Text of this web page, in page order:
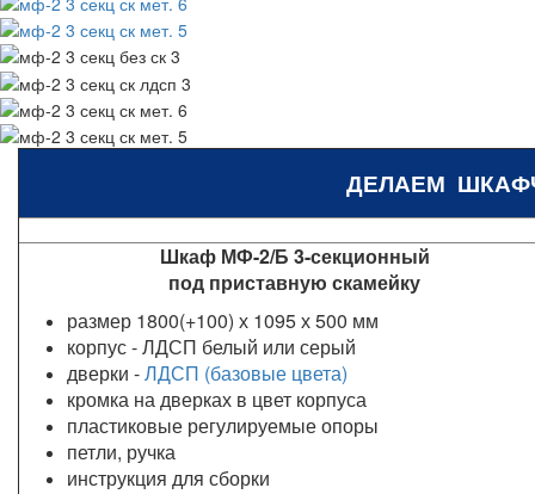
ДЕЛАЕМ
Шкаф МФ-2/Б 3-секционный
под приставную скамейку
размер 1800(+100) х 1095 х 500 мм
корпус - ЛДСП белый или серый
дверки -ЛДСП (базовые цвета)
кромка на дверках в цвет корпуса
пластиковые регулируемые опоры
петли, ручка
инструкция для сборки